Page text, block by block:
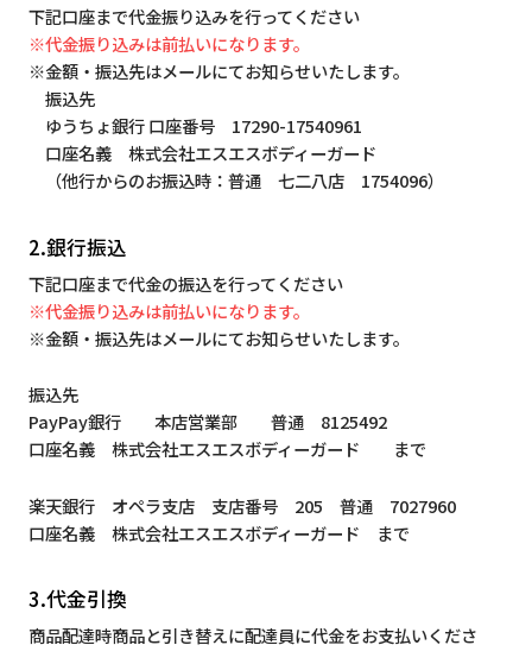
下記口座まで代金振り込みを行ってください
※代金振り込みは前払いになります。
※金額・振込先はメールにてお知らせいたします。
振込先
ゆうちょ銀行 口座番号 17290-17540961
口座名義 株式会社エスエスボディーガード
（他行からのお振込時：普通 七二八店 1754096）
2.銀行振込
下記口座まで代金の振込を行ってください
※代金振り込みは前払いになります。
※金額・振込先はメールにてお知らせいたします。
振込先
PayPay銀行 本店営業部 普通 8125492
口座名義 株式会社エスエスボディーガード まで
楽天銀行 オペラ支店 支店番号 205 普通 7027960
口座名義 株式会社エスエスボディーガード まで
3.代金引換
商品配達時商品と引き替えに配達員に代金をお支払いくださ